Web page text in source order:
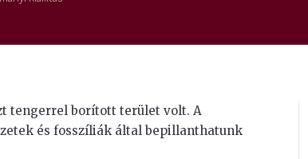
tengerrel borított terület volt. A
és fosszíliák által bepillanthatunk